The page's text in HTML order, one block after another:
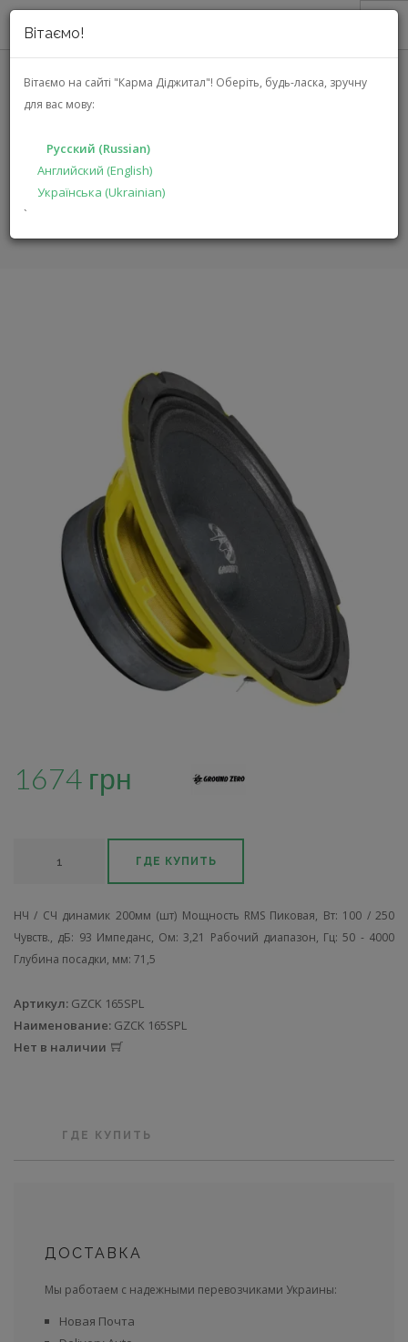
Вітаємо!
Вітаємо на сайті "Карма Діджитал"! Оберіть, будь-ласка, зручну
для вас мову:
Русский (Russian)
Английский (English)
Українська (Ukrainian)
`
О НАС
АКЦИИ
РЕШЕНИЯ
ПРОИЗВОДИТЕЛЯМ
ГЛАВНАЯ КАТАЛОГ
GZCK 165SPL
1674 грн
ГДЕ КУПИТЬ
НЧ / СЧ динамик 200мм (шт) Мощность RMS Пиковая, Вт: 100 / 250
Чувств., дБ: 93 Импеданс, Ом: 3,21 Рабочий диапазон, Гц: 50 - 4000
Глубина посадки, мм: 71,5
Артикул: GZCK 165SPL
Наименование: GZCK 165SPL
Нет в наличии
ГДЕ КУПИТЬ
ДОСТАВКА
Мы работаем с надежными перевозчиками Украины:
Новая Почта